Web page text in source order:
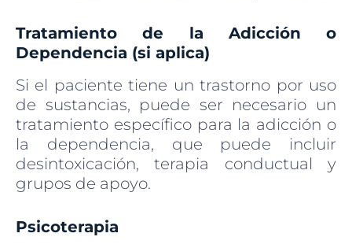
Tratamiento de la Adicción o
Dependencia (si aplica)
Si el paciente tiene un trastorno por uso
de sustancias, puede ser necesario un
tratamiento específico para la adicción o
la dependencia, que puede incluir
desintoxicación, terapia conductual y
grupos de apoyo.
Psicoterapia